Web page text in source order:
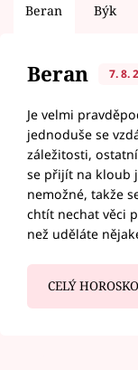
Beran Býk
Beran 7. 8.
Je velmi
jednoduše se
záležitosti,
se přijít na kloub
nemožné, takže
chtít nechat věci
než uděláte
CELÝ